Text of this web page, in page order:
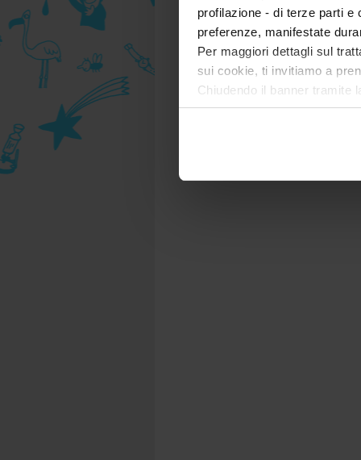
profilazione - di terze parti e
preferenze, manifestate
Per maggiori dettagli sul
sui cookie, ti invitiamo a
Chiudendo il banner tramite
tecnici. Selezionando